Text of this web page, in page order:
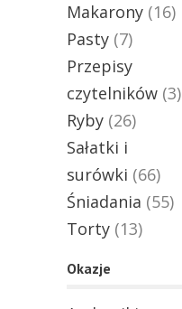
Makarony (16)
Pasty (7)
Przepisy
czytelników (3)
Ryby (26)
Sałatki i
surówki (66)
Śniadania (55)
Torty (13)
Okazje